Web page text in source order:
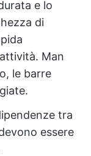
e lo
di
Man
le barre
tra
essere